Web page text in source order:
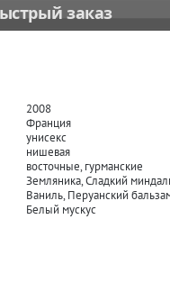
заказ
2008
Франция
унисекс
нишевая
восточные, гурманские
Земляника, Сладкий
Ваниль, Перуанский
Белый мускус